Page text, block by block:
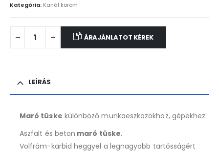
Kategória: Kanál köröm
ÁRAJÁNLATOT KÉREK
LEÍRÁS
Maró tüske különböző munkaeszközökhöz, gépekhez.
Aszfalt és beton maró tüske.
Volfrám-karbid heggyel a legnagyobb tartósságért